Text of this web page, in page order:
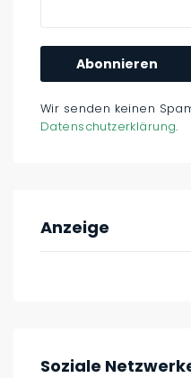
Wir senden keinen
Datenschutzerklärung.
Anzeige
Soziale